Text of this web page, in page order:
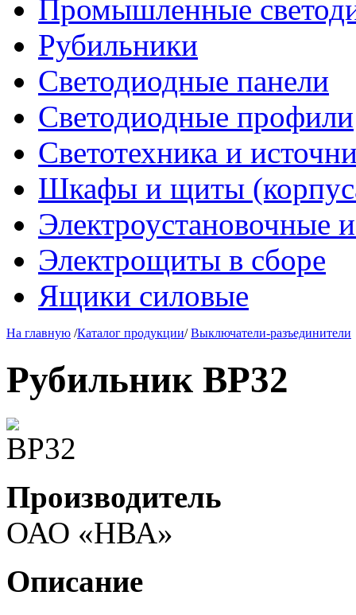
Промышленные
Рубильники
Светодиодные панели
Светодиодные профили
Светотехника и
Шкафы и щиты
Электроустановочные
Электрощиты в сборе
Ящики силовые
На главную /Каталог продукции/Выключатели-разъединители
Рубильник ВР32
Производитель
ОАО «НВА»
Описание